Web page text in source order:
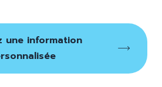
une information